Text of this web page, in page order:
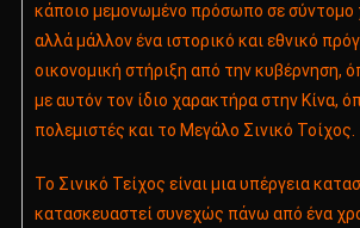
κάποιο μεμονωμένο πρόσωπο σε σύντομο
αλλά μάλλον ένα ιστορικό και εθνικό
οικονομική στήριξη από την κυβέρνηση,
με αυτόν τον ίδιο χαρακτήρα στην Κίνα,
πολεμιστές και το Μεγάλο Σινικό Τοίχος.
Το Σινικό Τείχος είναι μια υπέργεια
κατασκευαστεί συνεχώς πάνω από ένα